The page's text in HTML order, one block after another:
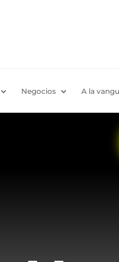
Negocios A la